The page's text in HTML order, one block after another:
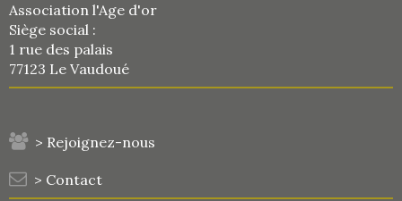
Association l'Age d'or
Siège social :
1 rue des palais
77123 Le Vaudoué
> Rejoignez-nous
> Contact